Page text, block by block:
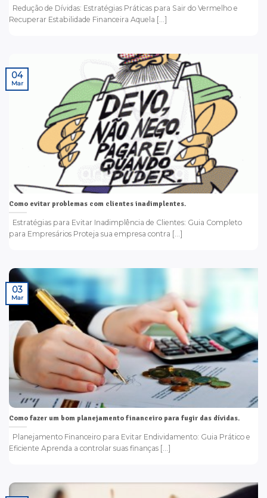
Redução de Dívidas: Estratégias Práticas para Sair do Vermelho e
Recuperar Estabilidade Financeira Aquela [...]
Como evitar problemas com clientes inadimplentes.
Estratégias para Evitar Inadimplência de Clientes: Guia Completo
para Empresários Proteja sua empresa contra [...]
04
Mar
Como fazer um bom planejamento financeiro para fugir das dívidas.
Planejamento Financeiro para Evitar Endividamento: Guia Prático e
Eficiente Aprenda a controlar suas finanças [...]
03
Mar